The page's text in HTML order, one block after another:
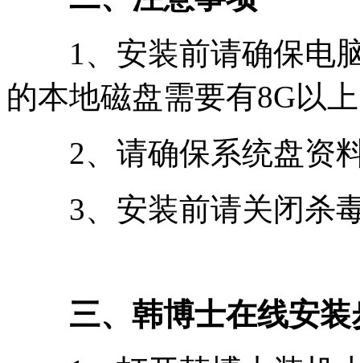
1、安装前请确保电脑
的本地磁盘需要有8G以
2、请确保系统盘资
3、安装前请关闭杀
三、韩博士在线安装